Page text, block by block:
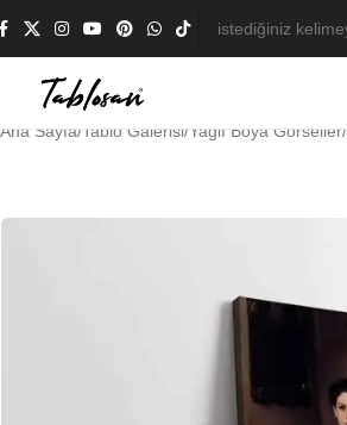
Ana Sayfa/ Tablo Galerisi/ Yağlı Boya Görseller/